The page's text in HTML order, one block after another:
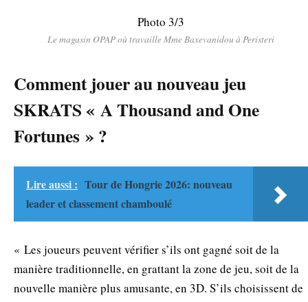
Photo 3/3
Le magasin OPAP où travaille Mme Baxevanidou à Peristeri
Comment jouer au nouveau jeu
SKRATS « A Thousand and One
Fortunes » ?
Lire aussi : Tour de Hongrie 2026: nouveau
leader et classement chamboulé
« Les joueurs peuvent vérifier s’ils ont gagné soit de la
manière traditionnelle, en grattant la zone de jeu, soit de la
nouvelle manière plus amusante, en 3D. S’ils choisissent de